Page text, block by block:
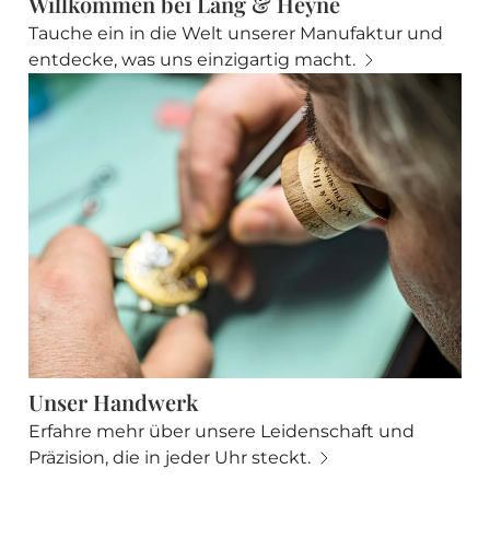
Tauche ein in die Welt unserer Manufaktur und
entdecke, was uns einzigartig macht.
Unser Handwerk
Erfahre mehr über unsere Leidenschaft und
Präzision, die in jeder Uhr steckt.